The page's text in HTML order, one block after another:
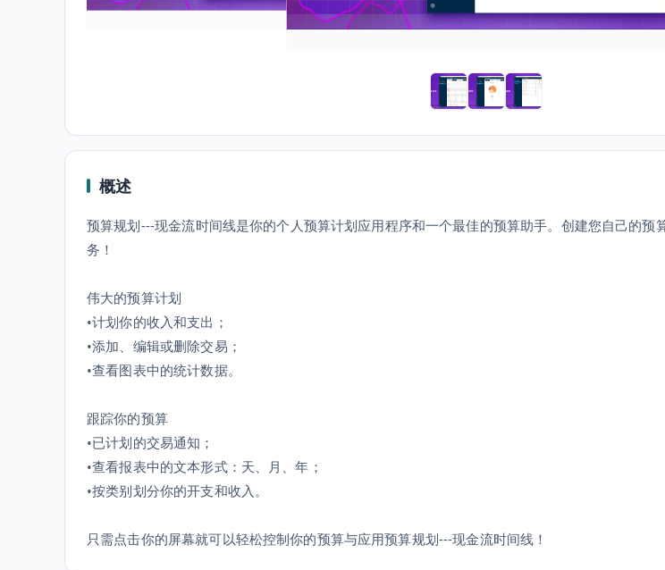
概述
预算规划---现金流时间线是你的个人预算计划应用程序和一个最佳的预算助手。创建您自己的预
务！
伟大的预算计划
•计划你的收入和支出；
•添加、编辑或删除交易；
•查看图表中的统计数据。
跟踪你的预算
•已计划的交易通知；
•查看报表中的文本形式：天、月、年；
•按类别划分你的开支和收入。
只需点击你的屏幕就可以轻松控制你的预算与应用预算规划---现金流时间线！